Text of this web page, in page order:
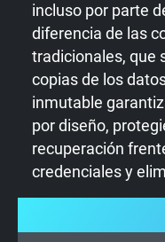
incluso por parte
diferencia de las
tradicionales, que
copias de los
inmutable
por diseño,
recuperación
credenciales y